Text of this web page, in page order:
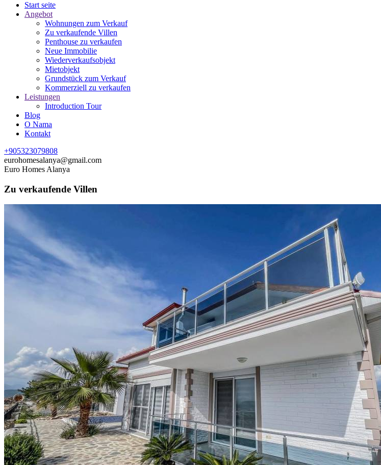
Start seite
Angebot
Wohnungen zum Verkauf
Zu verkaufende Villen
Penthouse zu verkaufen
Neue Immobilie
Wiederverkaufsobjekt
Mietobjekt
Grundstück zum Verkauf
Kommerziell zu verkaufen
Leistungen
Introduction Tour
Blog
O Nama
Kontakt
+905323079808
eurohomesalanya@gmail.com
Euro Homes Alanya
Zu verkaufende Villen